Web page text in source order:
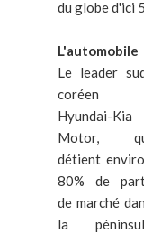
du globe d'ici
L'automobile
Le leader
coréen
Hyundai-Kia
Motor,
détient
80% de
de marché
la